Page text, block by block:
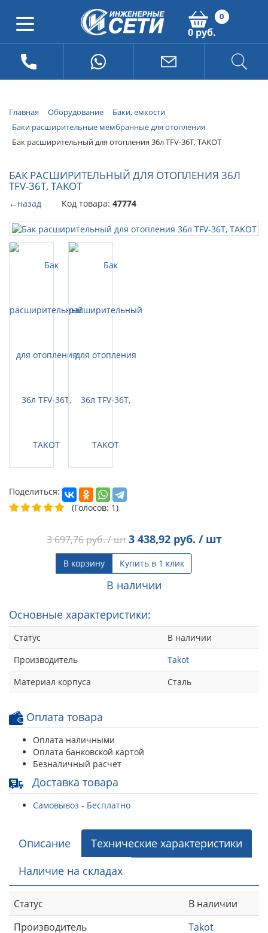
0
0 руб.
Главная Оборудование
Баки, емкости
Баки расширительные мембранные для отопления
Бак расширительный для отопления 36л TFV-36T, TAKOT
БАК РАСШИРИТЕЛЬНЫЙ ДЛЯ ОТОПЛЕНИЯ 36Л
TFV-36T, TAKOT
←назад Код товара: 47774
Поделиться:
(Голосов: 1)
3 697,76руб. / шт 3 438,92руб. / шт
В корзину Купить в 1 клик
В наличии
Основные характеристики:
Статус
В наличии
Производитель
Takot
Материал корпуса
Сталь
Оплата товара
Оплата наличными
Оплата банковской картой
Безналичный расчет
Доставка товара
Самовывоз - Бесплатно
Описание
Технические характеристики
Наличие на складах
Статус
В наличии
Производитель
Takot